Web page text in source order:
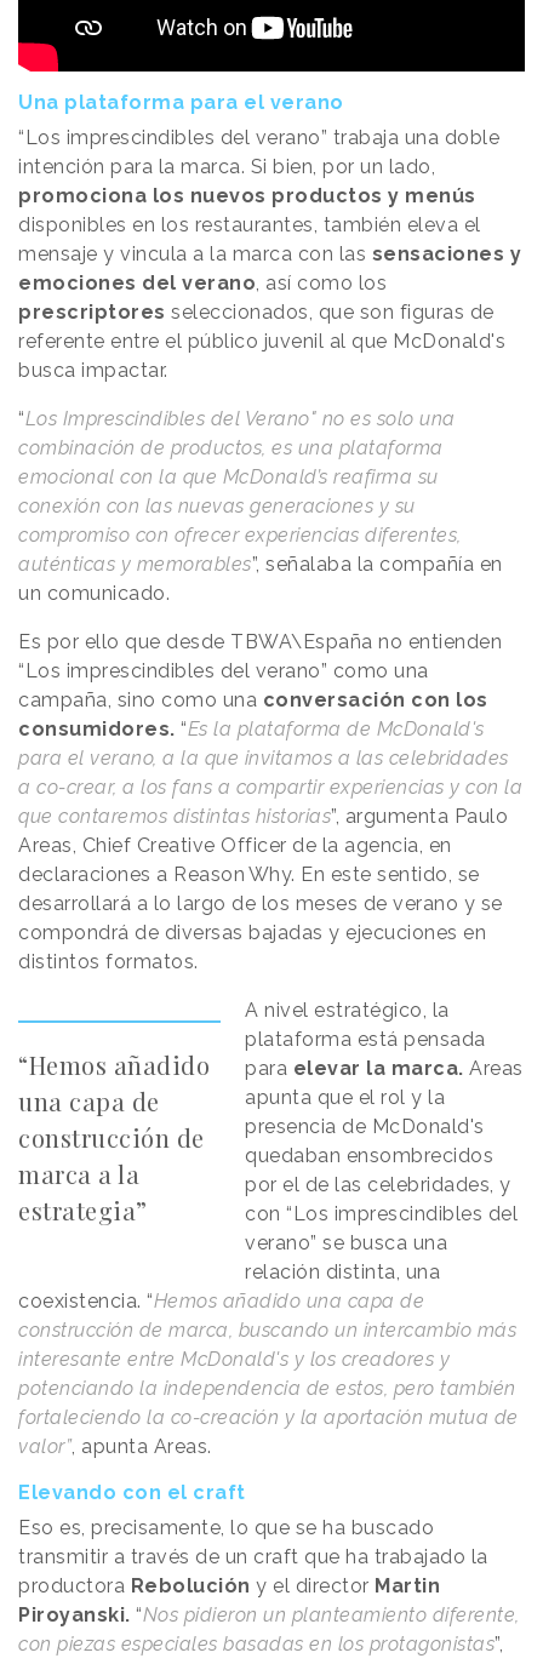
Una plataforma para el verano
“Los imprescindibles del verano” trabaja una doble
intención para la marca. Si bien, por un lado,
promociona los nuevos productos y menús
disponibles en los restaurantes, también eleva el
mensaje y vincula a la marca con las sensaciones y
emociones del verano, así como los
prescriptores seleccionados, que son figuras de
referente entre el público juvenil al que McDonald's
busca impactar.
“Los Imprescindibles del Verano" no es solo una
combinación de productos, es una plataforma
emocional con la que McDonald’s reafirma su
conexión con las nuevas generaciones y su
compromiso con ofrecer experiencias diferentes,
auténticas y memorables”, señalaba la compañía en
un comunicado.
Es por ello que desde TBWA\España no entienden
“Los imprescindibles del verano” como una
campaña, sino como una conversación con los
consumidores. “Es la plataforma de McDonald's
para el verano, a la que invitamos a las celebridades
a co-crear, a los fans a compartir experiencias y con la
que contaremos distintas historias”, argumenta Paulo
Areas, Chief Creative Officer de la agencia, en
declaraciones a Reason Why. En este sentido, se
desarrollará a lo largo de los meses de verano y se
compondrá de diversas bajadas y ejecuciones en
distintos formatos.
“Hemos añadido
una capa de
construcción de
marca a la
estrategia”
A nivel estratégico, la
plataforma está pensada
para elevar la marca.Areas
apunta que el rol y la
presencia de McDonald's
quedaban ensombrecidos
por el de las celebridades, y
con “Los imprescindibles del
verano” se busca una
relación distinta, una
coexistencia. “Hemos añadido una capa de
construcción de marca, buscando un intercambio más
interesante entre McDonald's y los creadores y
potenciando la independencia de estos, pero también
fortaleciendo la co-creación y la aportación mutua de
valor”, apunta Areas.
Elevando con el craft
Eso es, precisamente, lo que se ha buscado
transmitir a través de un craft que ha trabajado la
productora Rebolución y el director Martin
Piroyanski. “Nos pidieron un planteamiento diferente,
con piezas especiales basadas en los protagonistas”,